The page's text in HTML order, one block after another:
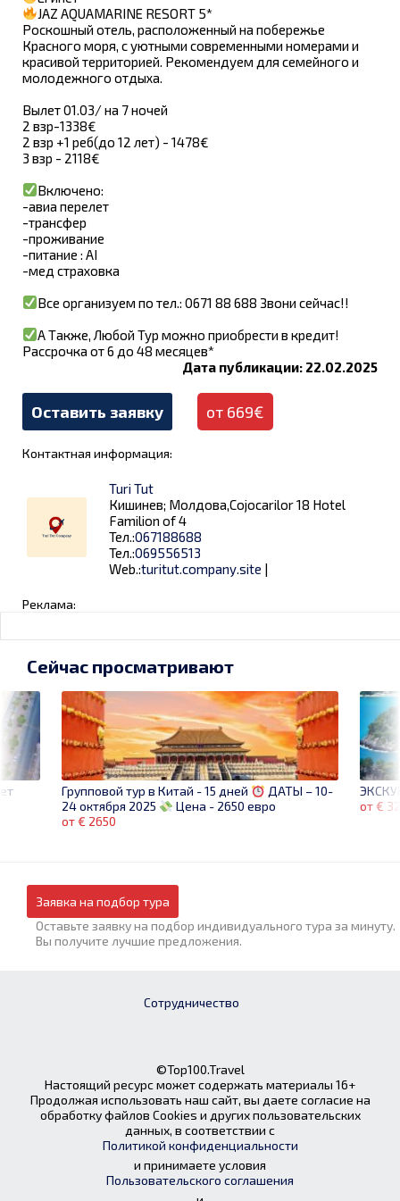
JAZ AQUAMARINE RESORT 5*
Роскошный отель, расположенный на побережье
Красного моря, с уютными современными номерами и
красивой территорией. Рекомендуем для семейного и
молодежного отдыха.
Вылет 01.03/ на 7 ночей
2 взр-1338€
2 взр +1 реб(до 12 лет) - 1478€
3 взр - 2118€
Включено:
-авиа перелет
-трансфер
-проживание
-питание : AI
-мед страховка
Все организуем по тел.: 0671 88 688 Звони сейчас!!
А Также, Любой Тур можно приобрести в кредит!
Рассрочка от 6 до 48 месяцев*
Дата публикации: 22.02.2025
Оставить заявку от 669€
Контактная информация:
Turi Tut
Кишинев; Молдова,Cojocarilor 18 Hotel
Familion of 4
Тел.:067188688
Тел.:069556513
Web.:turitut.company.site |
Реклама:
от €
Сейчас просматривают
Групповой тур в Китай - 15 дней
ДАТЫ – 10-
24 октября 2025
Цена - 2650 евро
от € 2650
Заявка на подбор тура
Оставьте заявку на подбор индивидуального тура за минуту.
Вы получите лучшие предложения.
Сотрудничество
©Top100.Travel
Настоящий ресурс может содержать материалы 16+
Продолжая использовать наш сайт, вы даете согласие на
обработку файлов Cookies и других пользовательских
данных, в соответствии с
Политикой конфиденциальности
и принимаете условия
Пользовательского соглашения